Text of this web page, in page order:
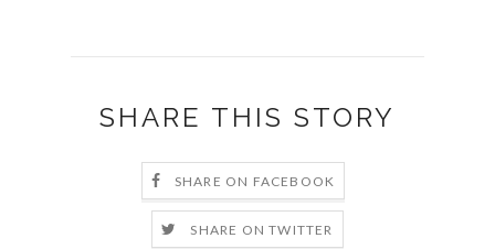
SHARE THIS STORY
SHARE ON FACEBOOK
SHARE ON TWITTER